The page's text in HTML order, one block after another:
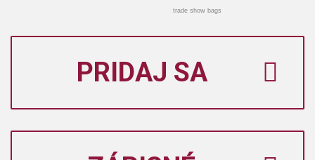
trade show bags
PRIDAJ SA